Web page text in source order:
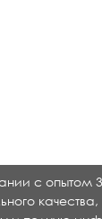
с опытом
качества,